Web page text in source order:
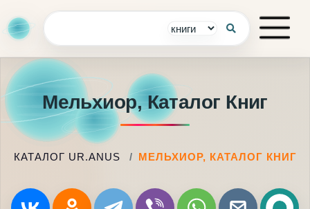
Мельхиор, Каталог Книг
КАТАЛОГ UR.ANUS МЕЛЬХИОР, КАТАЛОГ КНИГ